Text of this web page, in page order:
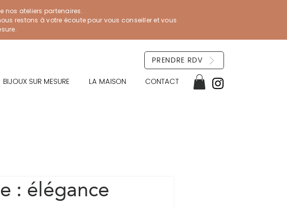
nos ateliers partenaires.
restons à votre écoute pour vous conseiller et vous
PRENDRE RDV
BIJOUX SUR MESURE LA MAISON CONTACT
: élégance